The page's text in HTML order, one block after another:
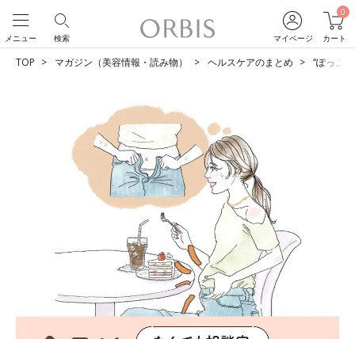
マイページ
0
カート
検索
メニュー
TOP マガジン（美容情報・読み物） ヘルスケアのまとめ “ぽっこ